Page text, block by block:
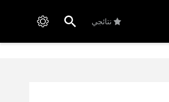
نتائجي